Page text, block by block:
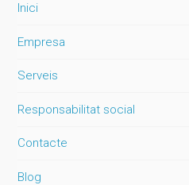
Inici
Empresa
Serveis
Responsabilitat social
Contacte
Blog